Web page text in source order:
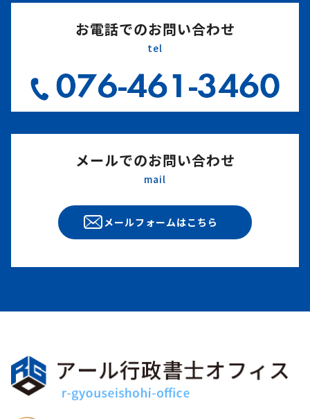
お電話でのお問い合わせ
tel
メールでのお問い合わせ
mail
メールフォームはこちら